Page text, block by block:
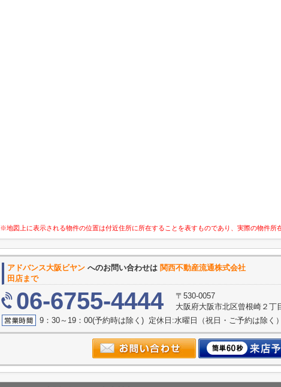
※地図上に表示される物件の位置は付近住所に所在することを表すものであり、実際の物件所
アドバンス大阪ビヤン へのお問い合わせは 関西不動産流通株
田店まで
06-6755-4444
〒530-0057
大阪府大阪市北区曾根崎２丁
9：30～19：00(予約時は除く) 定休日:水曜日（祝日・ご予約は除く）